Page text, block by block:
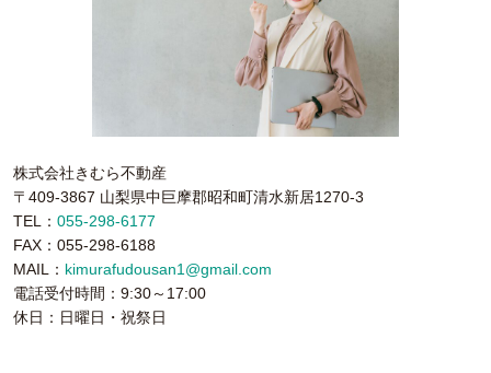
株式会社きむら不動産
〒409-3867 山梨県中巨摩郡昭和町清水新居1270-3
TEL： 055-298-6177
FAX：055-298-6188
MAIL： kimurafudousan1@gmail.com
電話受付時間：9:30～17:00
休日：日曜日・祝祭日